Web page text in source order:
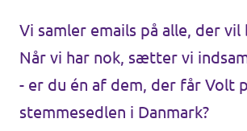
Vi samler emails på alle, der vil
Når vi har nok, sætter vi
- er du én af dem, der får Volt
stemmesedlen i Danmark?